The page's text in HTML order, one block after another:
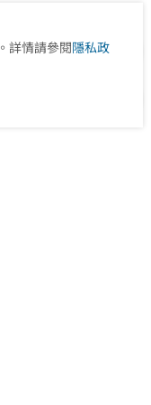
詳情請參閱隱私政